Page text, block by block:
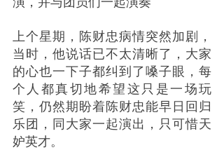
上个星期，陈财忠病情突然加剧，
当时，他说话已不太清晰了，大家
的心也一下子都纠到了嗓子眼，每
个人都真切地希望这只是一场玩
笑，仍然期盼着陈财忠能早日回归
乐团，同大家一起演出，只可惜天
妒英才。